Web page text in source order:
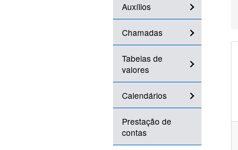
Auxílios
Chamadas
Tabelas de
valores
Calendários
Prestação de
contas